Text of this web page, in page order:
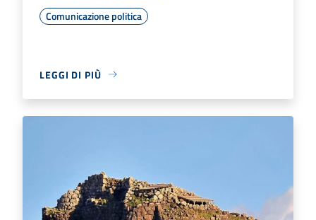
Comunicazione politica
LEGGI DI PIÙ